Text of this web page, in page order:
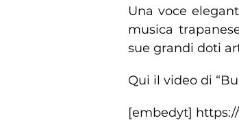
Una voce
musica
sue grandi doti
Qui il video di
[embedyt]